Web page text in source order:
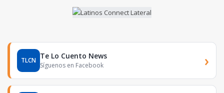
TLCN Te Lo Cuento News
Síguenos en Facebook ›